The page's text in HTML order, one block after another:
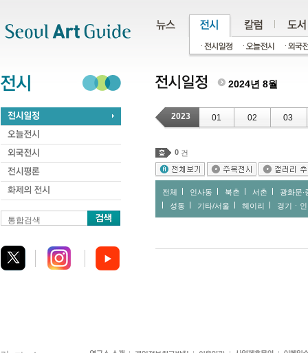
통합검색
2024년 8월
2023 01 02 03
0 건
전체 인사동 북촌 서촌
광화문∙
성동
기타/서울 헤이리 경기ㆍ